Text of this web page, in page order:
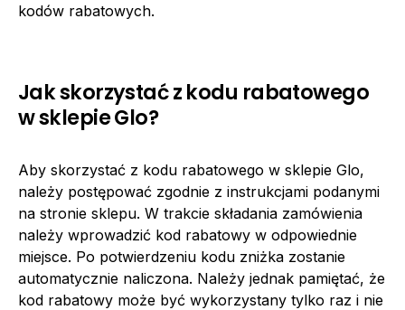
kodów rabatowych.
Jak skorzystać z kodu rabatowego
w sklepie Glo?
Aby skorzystać z kodu rabatowego w sklepie Glo,
należy postępować zgodnie z instrukcjami podanymi
na stronie sklepu. W trakcie składania zamówienia
należy wprowadzić kod rabatowy w odpowiednie
miejsce. Po potwierdzeniu kodu zniżka zostanie
automatycznie naliczona. Należy jednak pamiętać, że
kod rabatowy może być wykorzystany tylko raz i nie